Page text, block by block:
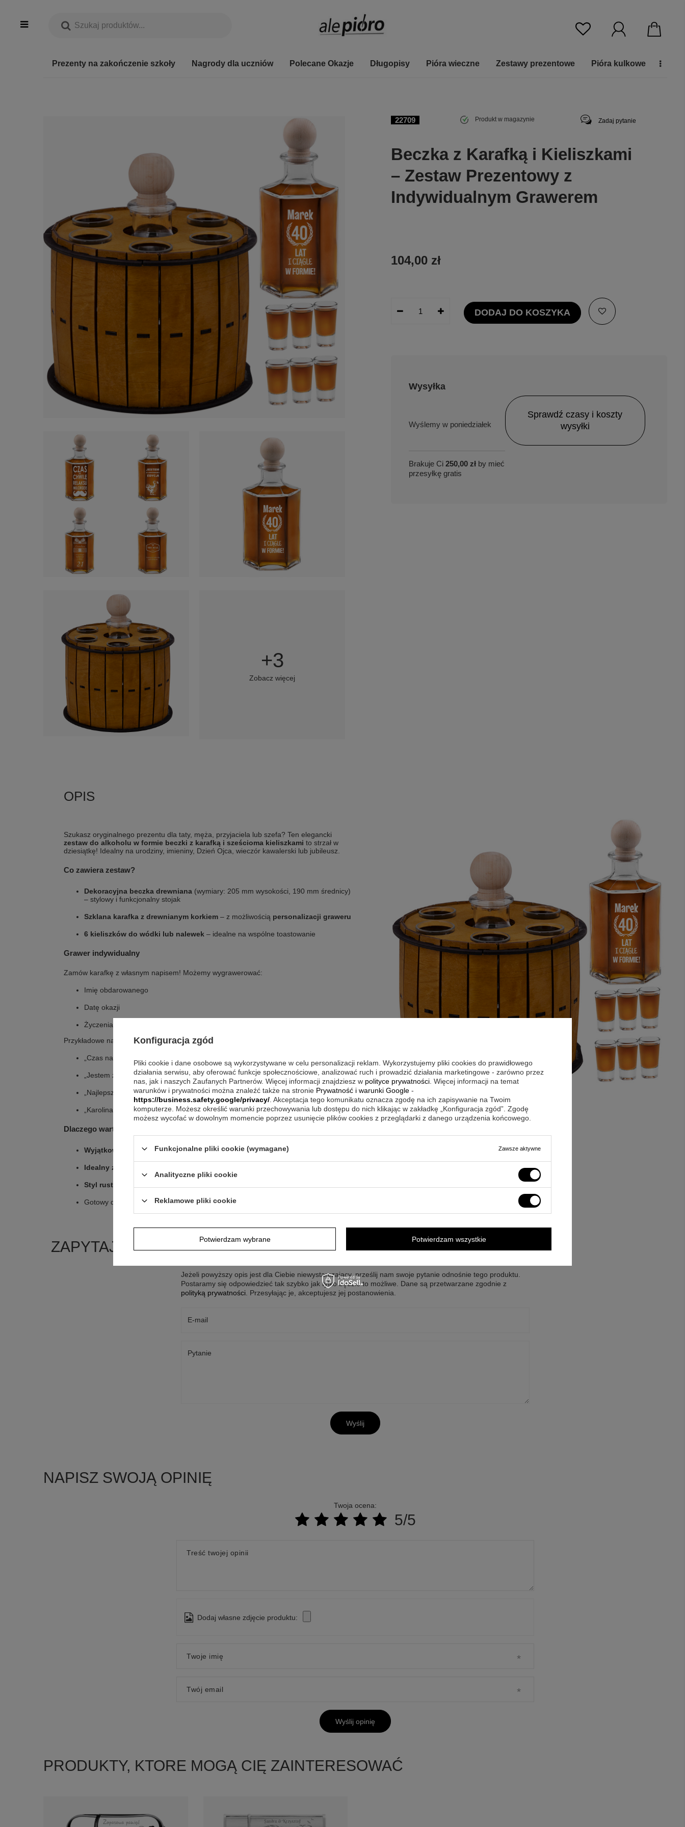
Prezenty na zakończenie szkoły Nagrody dla uczniów Polecane Okazje Długopisy Pióra wieczne Zestawy prezentowe Pióra kulkowe
+3
Zobacz więcej
22709 Produkt w magazynie Zadaj pytanie
Beczka z Karafką i Kieliszkami
– Zestaw Prezentowy z
Indywidualnym Grawerem
104,00 zł
DODAJ DO KOSZYKA
Wysyłka
w poniedziałek
Brakuje Ci 250,00 zł by mieć
przesyłkę gratis
Sprawdź czasy i koszty
wysyłki
Szukasz oryginalnego prezentu dla taty, męża, przyjaciela lub szefa? Ten elegancki
zestaw do alkoholu w formie beczki z karafką i sześcioma kieliszkami to strzał w
dziesiątkę! Idealny na urodziny, imieniny, Dzień Ojca, wieczór kawalerski lub jubileusz.
Co zawiera zestaw?
Dekoracyjna beczka drewniana (wymiary: 205 mm wysokości, 190 mm średnicy)
– stylowy i funkcjonalny stojak
Szklana karafka z drewnianym korkiem – z możliwością personalizacji graweru
6 kieliszków do wódki lub nalewek – idealne na wspólne toastowanie
Grawer indywidualny
Zamów karafkę z własnym napisem! Możemy wygrawerować:
Imię obdarowanego
Datę okazji
Życzenia, motto, śmieszny tekst lub dedykację
Przykładowe napisy:
„Czas na chwilę relaksu, Milordzie”
„Jestem z limitowanej edycji”
„Najlepsza naleweczka pod słońcem”
„Karolina – 21 urodziny”
Dlaczego warto?
Wyjątkowy prezent personalizowany
Idealny zestaw barowy
Styl rustykalny i elegancki design
Gotowy do wręczenia – niebanalny i praktyczny
ZAPYTAJ O PRODUKT
Jeżeli powyższy opis jest dla Ciebie niewystarczający, prześlij nam swoje pytanie odnośnie tego produktu.
Postaramy się odpowiedzieć tak szybko jak tylko będzie to możliwe. Dane są przetwarzane zgodnie z
polityką prywatności . Przesyłając je, akceptujesz jej postanowienia.
E-mail
Pytanie
Wyślij
NAPISZ SWOJĄ OPINIĘ
Twoja ocena:
5/5
Treść twojej opinii
Dodaj własne zdjęcie produktu:
Twoje imię
Twój email
Wyślij opinię
PRODUKTY, KTORE MOGĄ CIĘ ZAINTERESOWAĆ
Konfiguracja zgód
Pliki cookie i dane osobowe są wykorzystywane w celu personalizacji reklam. Wykorzystujemy pliki cookies do prawidłowego
działania serwisu, aby oferować funkcje społecznościowe, analizować ruch i prowadzić działania marketingowe - zarówno przez
nas, jak i naszych Zaufanych Partnerów. Więcej informacji znajdziesz w polityce prywatności . Więcej informacji na temat
warunków i prywatności można znaleźć także na stronie Prywatność i warunki Google -
https://business.safety.google/privacy/ . Akceptacja tego komunikatu oznacza zgodę na ich zapisywanie na Twoim
komputerze. Możesz określić warunki przechowywania lub dostępu do nich klikając w zakładkę „Konfiguracja zgód”. Zgodę
możesz wycofać w dowolnym momencie poprzez usunięcie plików cookies z przeglądarki z danego urządzenia końcowego.
Funkcjonalne pliki cookie (wymagane) Zawsze aktywne
Analityczne pliki cookie
Reklamowe pliki cookie
Potwierdzam wybrane Potwierdzam wszystkie